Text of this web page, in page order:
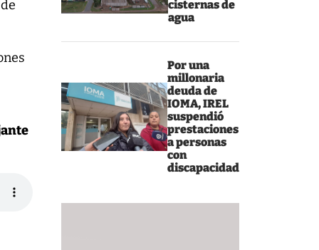
cisternas de
agua
Por una
millonaria
deuda de
IOMA, IREL
suspendió
prestaciones
a personas
con
discapacidad